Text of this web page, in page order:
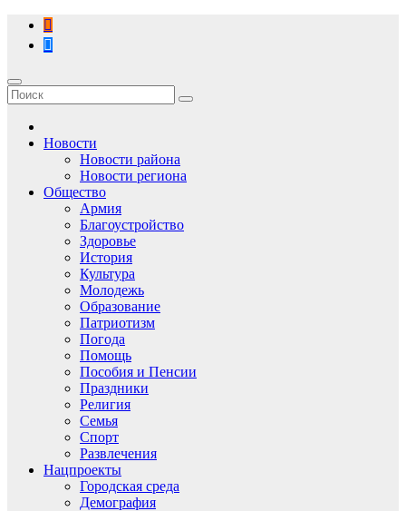
Перейти
содержимому
Новости
Новости района
Новости региона
Общество
Армия
Благоустройство
Здоровье
История
Культура
Молодежь
Образование
Патриотизм
Погода
Помощь
Пособия и Пенсии
Праздники
Религия
Семья
Спорт
Развлечения
Нацпроекты
Городская среда
Демография